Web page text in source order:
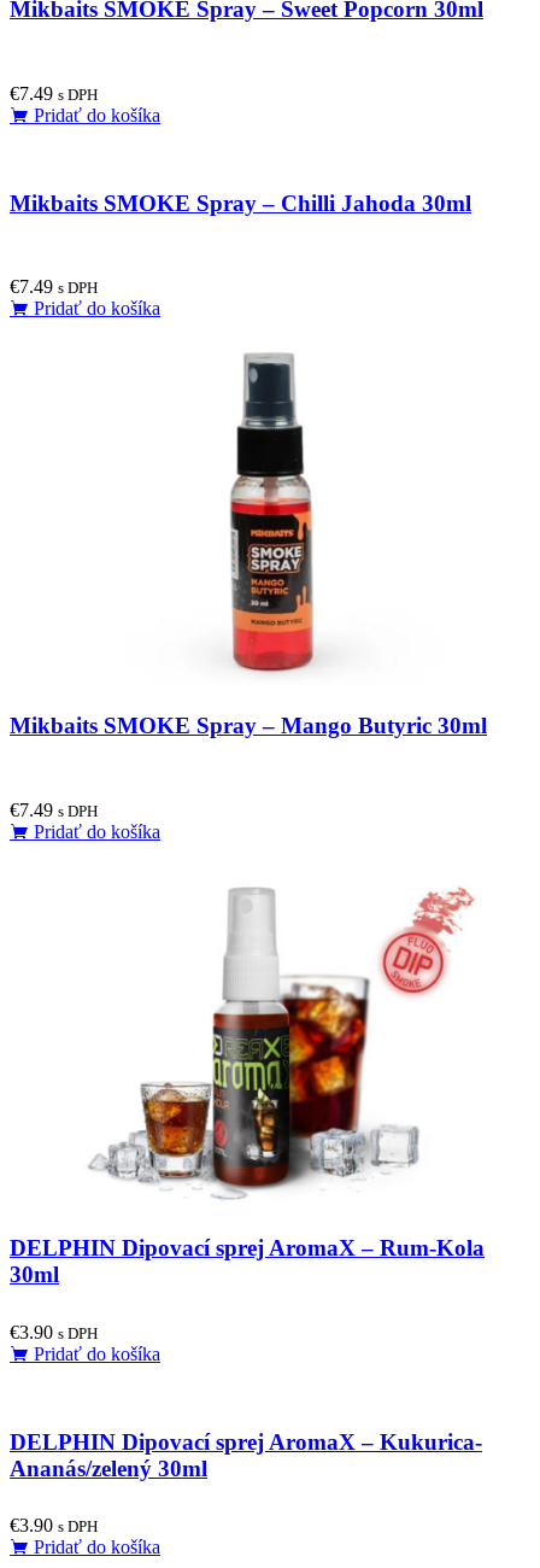
Mikbaits SMOKE Spray – Sweet Popcorn 30ml
€7.49 s DPH
Pridať do košíka
Mikbaits SMOKE Spray – Chilli Jahoda 30ml
€7.49 s DPH
Pridať do košíka
Mikbaits SMOKE Spray – Mango Butyric 30ml
€7.49 s DPH
Pridať do košíka
DELPHIN Dipovací sprej AromaX – Rum-Kola
30ml
€3.90 s DPH
Pridať do košíka
DELPHIN Dipovací sprej AromaX – Kukurica-
Ananás/zelený 30ml
€3.90 s DPH
Pridať do košíka